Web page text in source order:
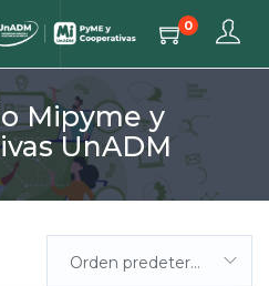
0
Mipyme y
UnADM
Orden predeterminada